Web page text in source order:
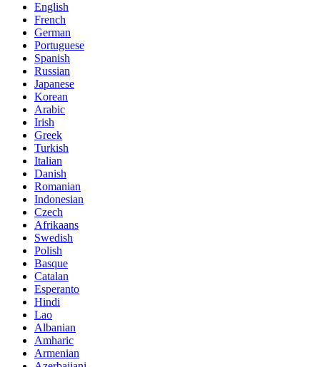
English
French
German
Portuguese
Spanish
Russian
Japanese
Korean
Arabic
Irish
Greek
Turkish
Italian
Danish
Romanian
Indonesian
Czech
Afrikaans
Swedish
Polish
Basque
Catalan
Esperanto
Hindi
Lao
Albanian
Amharic
Armenian